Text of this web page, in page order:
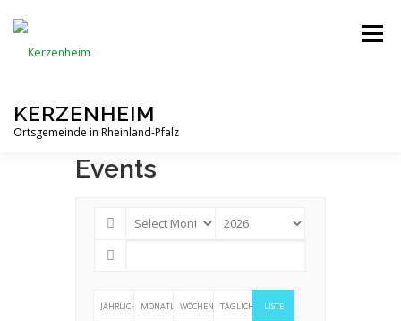
Inhalt
KERZENHEIM
Ortsgemeinde in Rheinland-Pfalz
Menü
GASTRONOMIE
Events
JÄHRLICH MONATLICHWÖCHENTLICHTÄGLICH LISTE